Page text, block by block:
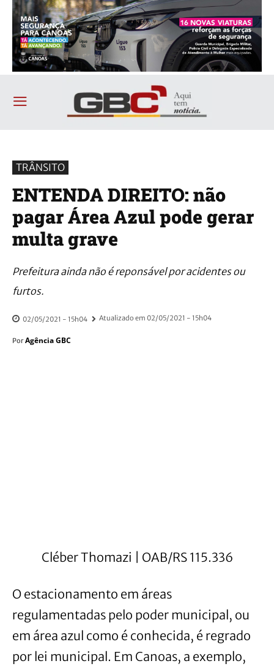
TRÂNSITO
ENTENDA DIREITO: não
pagar Área Azul pode gerar
multa grave
Prefeitura ainda não é reponsável por acidentes ou
furtos.
02/05/2021 - 15h04 Atualizado em 02/05/2021 - 15h04
Por Agência GBC
Cléber Thomazi | OAB/RS 115.336
O estacionamento em áreas
regulamentadas pelo poder municipal, ou
em área azul como é conhecida, é regrado
por lei municipal. Em Canoas, a exemplo,